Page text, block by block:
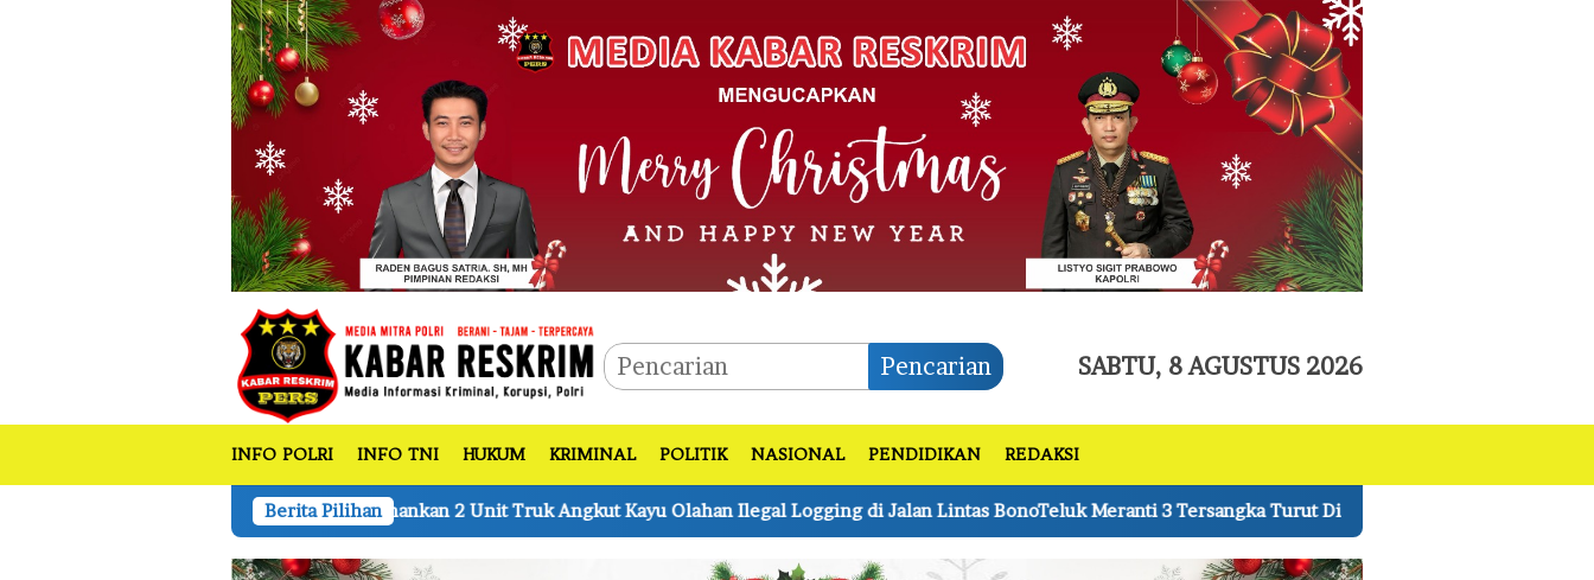
Pencarian SABTU, 8 AGUSTUS 2026
INFO POLRI INFO TNI HUKUM KRIMINAL POLITIK NASIONAL PENDIDIKAN REDAKSI
Berita Pilihan
LHK Amankan 2 Unit Truk Angkut Kayu Olahan Ilegal Logging di Jalan Lintas BonoTeluk Meranti 3 Tersangka Turut Diamankan Ungkap 1.187 Kasus Narkoba Masa Waktu